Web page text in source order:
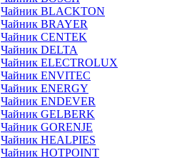
Чайник BLACKTON
Чайник BRAYER
Чайник CENTEK
Чайник DELTA
Чайник ELECTROLUX
Чайник ENVITEC
Чайник ENERGY
Чайник ENDEVER
Чайник GELBERK
Чайник GORENJE
Чайник HEALPIES
Чайник HOTPOINT